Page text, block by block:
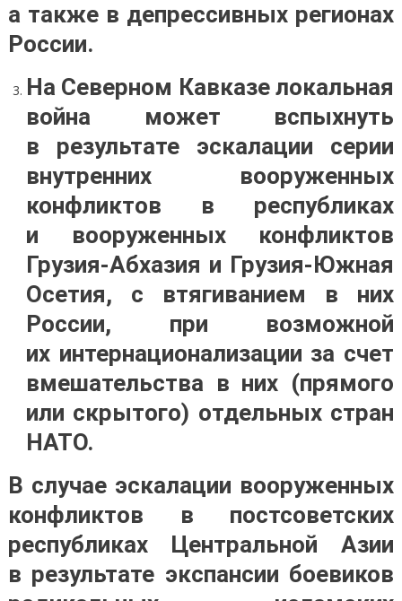
а также в депрессивных регионах
России.
На Северном Кавказе локальная
война может вспыхнуть
в результате эскалации серии
внутренних вооруженных
конфликтов в республиках
и вооруженных конфликтов
Грузия-Абхазия и Грузия-Южная
Осетия, с втягиванием в них
России, при возможной
их интернационализации за счет
вмешательства в них (прямого
или скрытого) отдельных стран
НАТО.
В случае эскалации вооруженных
конфликтов в постсоветских
республиках Центральной Азии
в результате экспансии боевиков